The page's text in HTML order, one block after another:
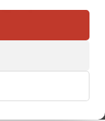
só lugar.